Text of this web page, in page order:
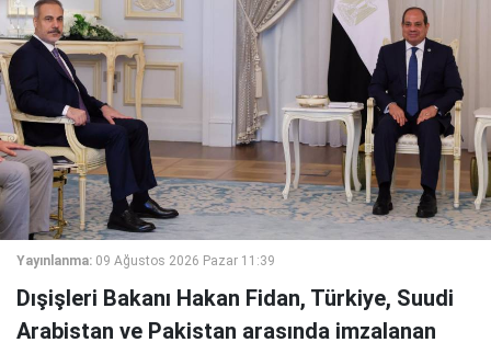
Yayınlanma: 09 Ağustos 2026 Pazar 11:39
Dışişleri Bakanı Hakan Fidan, Türkiye, Suudi
Arabistan ve Pakistan arasında imzalanan